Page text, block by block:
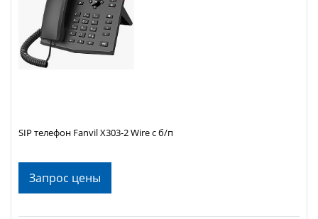
Запрос цены
SIP телефон Fanvil X303-2 Wire c б/п